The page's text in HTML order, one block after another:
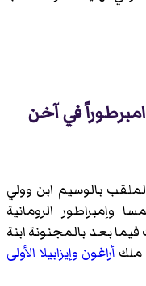
في آخن
بالوسيم ابن وولي
وإمبراطور الرومانية
فيما بعد بالمجنونة ابنة
ملك أراغون وإيزابيلا الأولى